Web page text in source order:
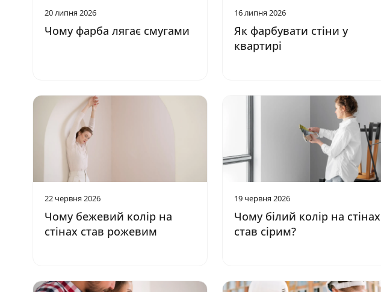
20 липня 2026
Чому фарба лягає смугами
16 липня 2026
Як фарбувати стіни у
квартирі
22 червня 2026
Чому бежевий колір на
стінах став рожевим
19 червня 2026
Чому білий колір на стінах
став сірим?